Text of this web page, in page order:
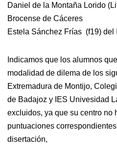
Daniel de la Montaña Lorido
Brocense de Cáceres
Estela Sánchez Frías (f19) del
Indicamos que los alumnos
modalidad de dilema de los
Extremadura de Montijo,
de Badajoz y IES Univesidad
excluidos, ya que su centro no
puntuaciones
disertación,